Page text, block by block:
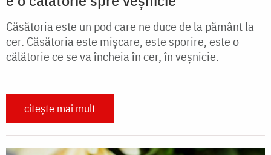
Căsătoria este un pod care ne duce de la pământ la
cer. Căsătoria este mişcare, este sporire, este o
călătorie ce se va încheia în cer, în veşnicie.
citește mai mult